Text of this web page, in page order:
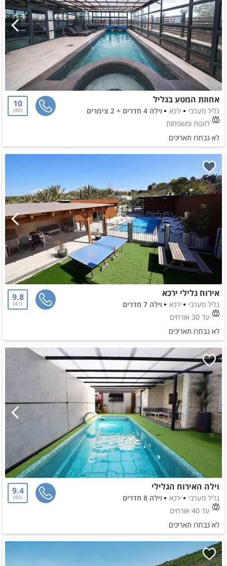
אחוזת המטע בגליל
גליל מערבי ירכא
וילה 4 חדרים + 2 צימרים
לזוגות ומשפחות
10
40
לא נבחרו תאריכים
אירוח גלילי ירכא
גליל מערבי ירכא
וילה 7 חדרים
עד 30 אורחים
9.8
41
לא נבחרו תאריכים
וילה האירוח הגלילי
גליל מערבי ירכא
וילה 8 חדרים
עד 40 אורחים
9.4
45
לא נבחרו תאריכים